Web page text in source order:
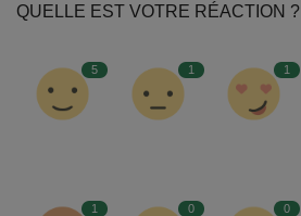
QUELLE EST VOTRE RÉACTION ?
5 1 1
1 0 0